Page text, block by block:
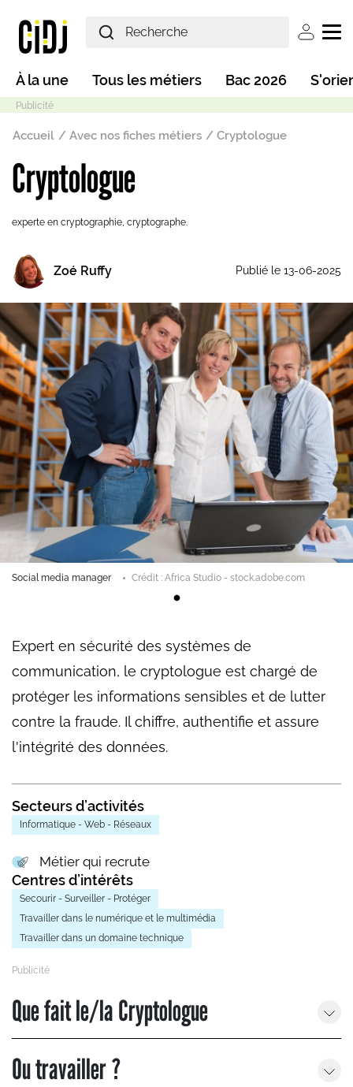
User
Main navigation
À la une Tous les métiers Bac 2026
Fil d'Ariane
Accueil Avec nos fiches métiers Cryptologue
Cryptologue
experte en cryptographie, cryptographe.
Zoé Ruffy Publié le 13-06-2025
Social media manager Crédit : Africa Studio - stock.adobe.com
Expert en sécurité des systèmes de
communication, le cryptologue est chargé de
protéger les informations sensibles et de lutter
contre la fraude. Il chiffre, authentifie et assure
l'intégrité des données.
Secteurs d’activités
Informatique - Web - Réseaux
Métier qui recrute
Centres d’intérêts
Secourir - Surveiller - Protéger
Travailler dans le numérique et le multimédia
Travailler dans un domaine technique
Que fait le/la Cryptologue
Ou travailler ?